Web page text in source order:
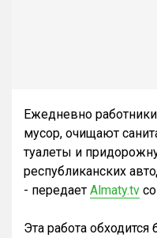
Ежедневно
мусор, очищают
туалеты и
республиканских
- передает Almaty.tv
Эта работа